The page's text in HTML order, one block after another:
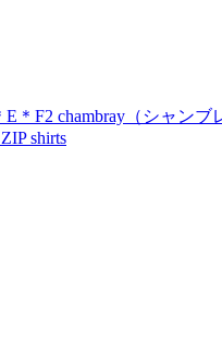
＊F2 chambray（シャンブ
shirts